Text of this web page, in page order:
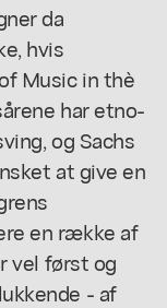
da
hvis
Music in thè
har etno-
og Sachs
at give en
en række af
vel først og
- af